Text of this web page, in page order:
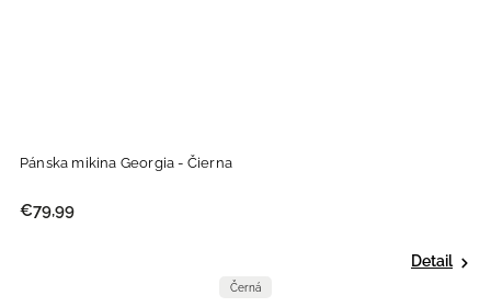
Pánska mikina Georgia - Čierna
€79,99
Detail
Černá